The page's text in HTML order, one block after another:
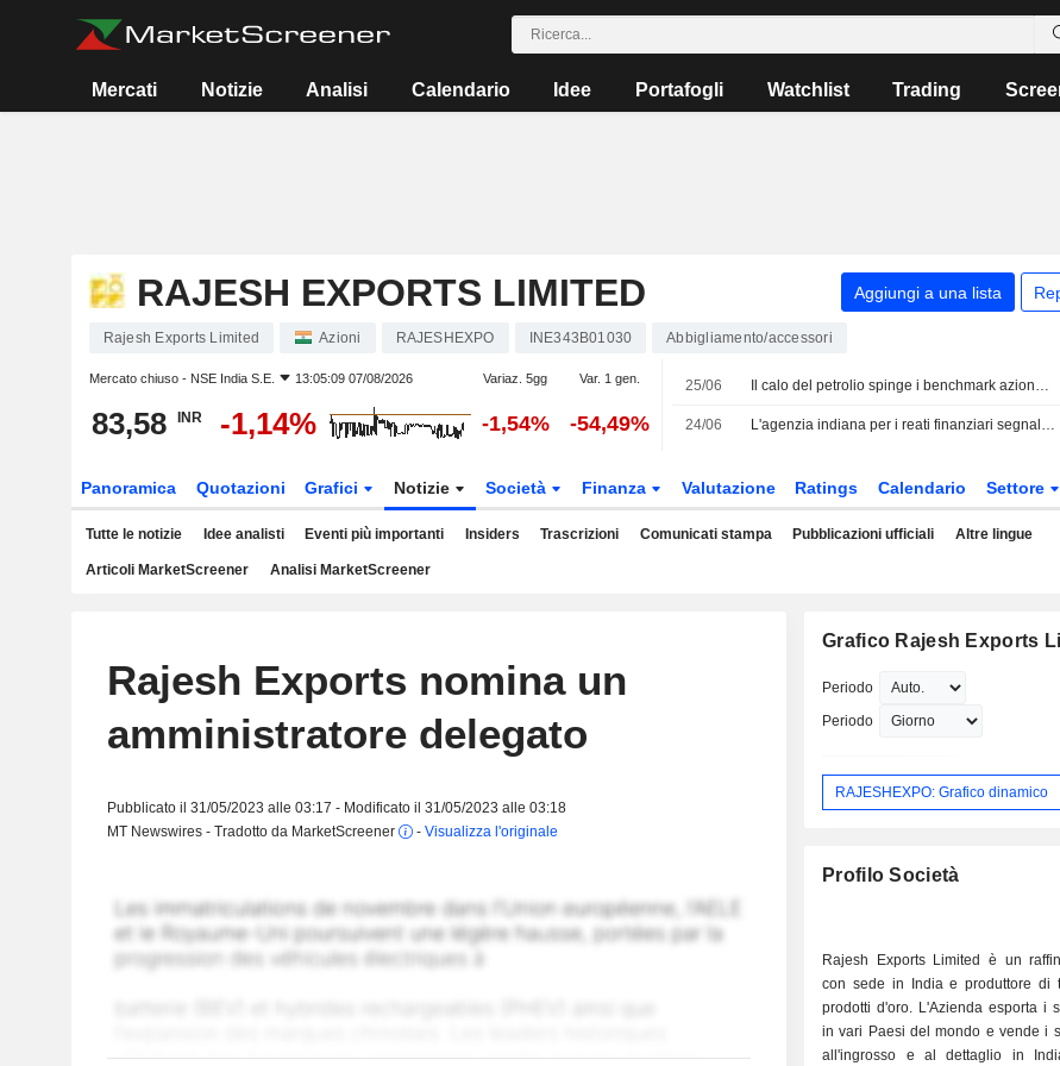
Mercati Notizie Analisi Calendario Idee Portafogli Watchlist Trading
RAJESH EXPORTS LIMITED Aggiungi a una lista
Rajesh Exports Limited Azioni RAJESHEXPO INE343B01030 Abbigliamento/accessori
Mercato chiuso - NSE India S.E. 13:05:09 07/08/2026 Variaz. 5gg Var. 1 gen.
83,58 INR -1,14% -1,54% -54,49%
25/06 Il calo del petrolio spinge i benchmark azionari dell'India alla serie di rialzi settimanali più lunga degli ultimi 7 mesi
24/06 L'agenzia indiana per i reati finanziari segnala violazioni valutarie e registri mancanti presso Rajesh Exports
Panoramica Quotazioni Grafici Notizie Società Finanza Valutazione Ratings Calendario Settore
Tutte le notizie Idee analisti Eventi più importanti Insiders Trascrizioni Comunicati stampa Pubblicazioni ufficiali Altre lingue
Articoli MarketScreener Analisi MarketScreener
Rajesh Exports nomina un
amministratore delegato
Pubblicato il 31/05/2023 alle 03:17 - Modificato il 31/05/2023 alle 03:18
MT Newswires - Tradotto da MarketScreener
- Visualizza l'originale
Grafico Rajesh Exports
Periodo
Periodo
RAJESHEXPO: Grafico dinamico
Profilo Società
Rajesh Exports Limited è un
con sede in India e produttore di
prodotti d'oro. L'Azienda esporta i
in vari Paesi del mondo e vende i
all'ingrosso e al dettaglio in